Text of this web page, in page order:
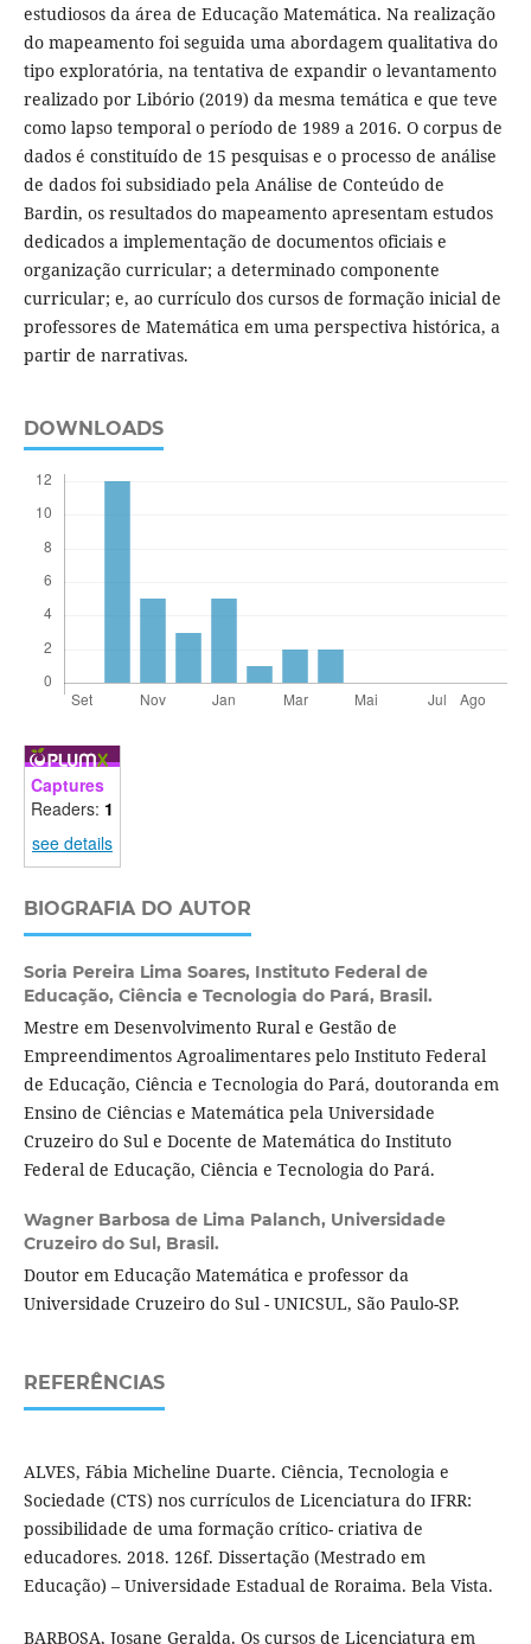
estudiosos da área de Educação Matemática. Na realização
do mapeamento foi seguida uma abordagem qualitativa do
tipo exploratória, na tentativa de expandir o levantamento
realizado por Libório (2019) da mesma temática e que teve
como lapso temporal o período de 1989 a 2016. O corpus de
dados é constituído de 15 pesquisas e o processo de análise
de dados foi subsidiado pela Análise de Conteúdo de
Bardin, os resultados do mapeamento apresentam estudos
dedicados a implementação de documentos oficiais e
organização curricular; a determinado componente
curricular; e, ao currículo dos cursos de formação inicial de
professores de Matemática em uma perspectiva histórica, a
partir de narrativas.
DOWNLOADS
Captures
Readers: 1
see details
BIOGRAFIA DO AUTOR
Soria Pereira Lima Soares, Instituto Federal de
Educação, Ciência e Tecnologia do Pará, Brasil.
Mestre em Desenvolvimento Rural e Gestão de
Empreendimentos Agroalimentares pelo Instituto Federal
de Educação, Ciência e Tecnologia do Pará, doutoranda em
Ensino de Ciências e Matemática pela Universidade
Cruzeiro do Sul e Docente de Matemática do Instituto
Federal de Educação, Ciência e Tecnologia do Pará.
Wagner Barbosa de Lima Palanch, Universidade
Cruzeiro do Sul, Brasil.
Doutor em Educação Matemática e professor da
Universidade Cruzeiro do Sul - UNICSUL, São Paulo-SP.
REFERÊNCIAS
ALVES, Fábia Micheline Duarte. Ciência, Tecnologia e
Sociedade (CTS) nos currículos de Licenciatura do IFRR:
possibilidade de uma formação crítico- criativa de
educadores. 2018. 126f. Dissertação (Mestrado em
Educação) – Universidade Estadual de Roraima. Bela Vista.
BARBOSA, Josane Geralda. Os cursos de Licenciatura em